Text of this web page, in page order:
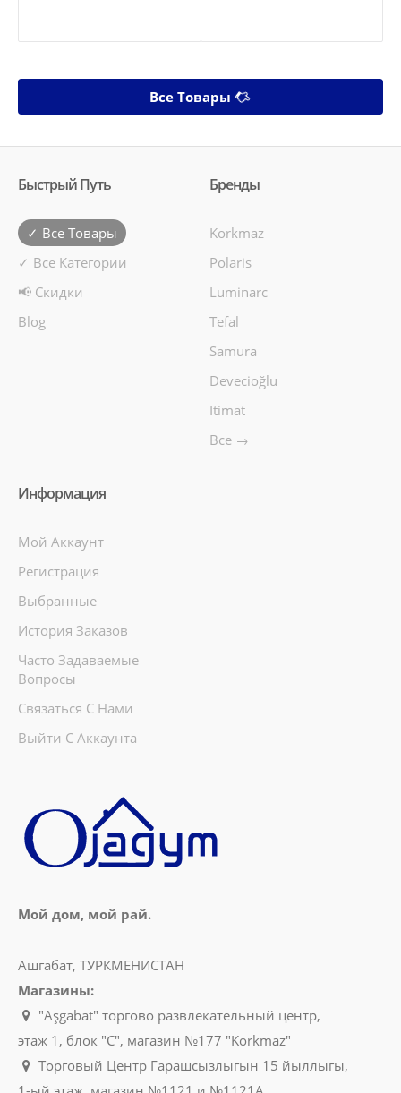
Все Товары
Быстрый Путь
✓ Все Товары
✓ Все Категории
📢 Скидки
Blog
Бренды
Korkmaz
Polaris
Luminarc
Tefal
Samura
Devecioğlu
Itimat
Все →
Информация
Мой Аккаунт
Регистрация
Выбранные
История Заказов
Часто Задаваемые
Вопросы
Связаться С Нами
Выйти С Аккаунта
Мой дом, мой рай.
Ашгабат, ТУРКМЕНИСТАН
Магазины:
"Aşgabat" торгово развлекательный центр,
этаж 1, блок "C", магазин №177 "Korkmaz"
Торговый Центр Гарашсызлыгын 15 йыллыгы,